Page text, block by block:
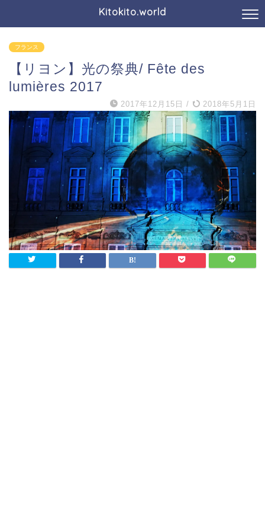
Kitokito.world
フランス
【リヨン】光の祭典/ Fête des
lumières 2017
2017年12月15日 / 2018年5月1日